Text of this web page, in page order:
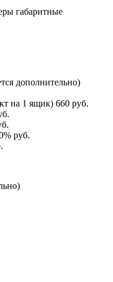
габаритные
дополнительно)
на 1 ящик) 660 руб.
руб.